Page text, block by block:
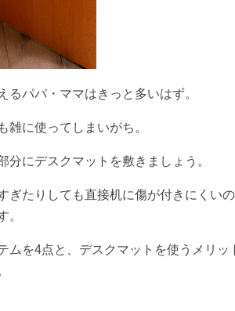
るパパ・ママはきっと多いはず。
雑に使ってしまいがち。
にデスクマットを敷きましょう。
たりしても直接机に傷が付きにくいの
。
ムを4点と、デスクマットを使うメリッ